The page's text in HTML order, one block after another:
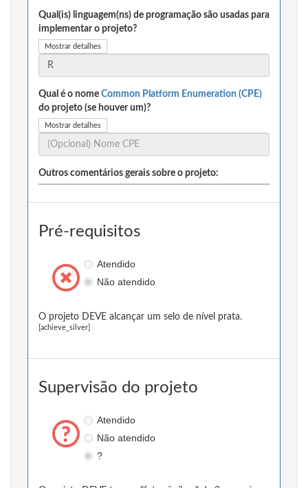
Qual(is) linguagem(ns) de programação são usadas para
implementar o projeto?
Mostrar detalhes
Qual é o nome Common Platform Enumeration (CPE)
do projeto (se houver um)?
Mostrar detalhes
Outros comentários gerais sobre o projeto:
Pré-requisitos
Atendido
Não atendido
O projeto DEVE alcançar um selo de nível prata.
[achieve_silver]
Supervisão do projeto
Atendido
Não atendido
?